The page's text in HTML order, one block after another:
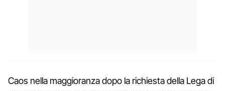
Caos nella maggioranza dopo la richiesta della Lega di